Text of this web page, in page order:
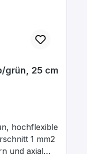
grün, 25 cm
hochflexible
1 mm2
und axial